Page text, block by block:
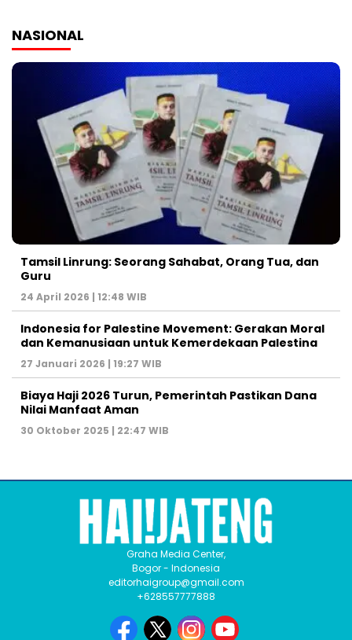
NASIONAL
Tamsil Linrung: Seorang Sahabat, Orang Tua, dan
Guru
24 April 2026 | 12:48 WIB
Indonesia for Palestine Movement: Gerakan Moral
dan Kemanusiaan untuk Kemerdekaan Palestina
27 Januari 2026 | 19:27 WIB
Biaya Haji 2026 Turun, Pemerintah Pastikan Dana
Nilai Manfaat Aman
30 Oktober 2025 | 22:47 WIB
Graha Media Center,
Bogor - Indonesia
editorhaigroup@gmail.com
+628557777888